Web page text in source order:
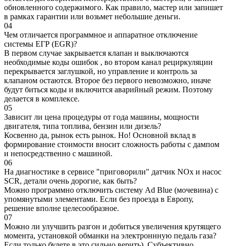
обновленного содержимого. Как правило, мастер или запишет
в рамках гарантии или возьмет небольшие деньги.
04
Чем отличается программное и аппаратное отключение
системы ЕГР (EGR)?
В первом случае закрывается клапан и выключаются
необходимые коды ошибок , во втором канал рециркуляции
перекрывается заглушкой, но управление и контроль за
клапаном остаются. Второе без первого невозможно, иначе
будут биться коды и включится аварийный режим. Поэтому
делается в комплексе.
05
Зависит ли цена процедуры от года машины, мощности
двигателя, типа топлива, бензин или дизель?
Косвенно да, рынок есть рынок. Но! Основной вклад в
формирование стоимости вносит сложность работы с дампом
и непосредственно с машиной.
06
На диагностике в сервисе "приговорили" датчик NOx и насос
SCR, детали очень дорогие, как быть?
Можно программно отключить систему Ad Blue (мочевина) с
упомянутыми элементами. Если без проезда в Европу,
решение вполне целесообразное.
07
Можно ли улучшить разгон и добиться увеличения крутящего
момента, установкой обманки на электроннную педаль газа?